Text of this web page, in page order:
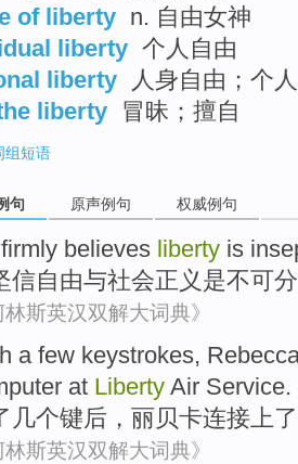
of liberty n. 自由女神
liberty 个人自由
liberty
人身自由；个
liberty 冒昧；擅自
组短语
句 原声例句 权威例句
firmly believes liberty is
信自由与社会正义 是不可
林斯英汉双解大词典》
a few keystrokes,
at Liberty Air Service.
几个键后， 丽贝卡连接上了
林斯英汉双解大词典》